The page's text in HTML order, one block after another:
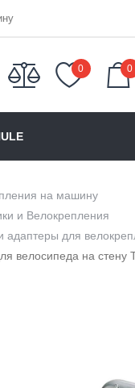
0 0
на машину
и Велокрепления
адаптеры для
велосипеда на стену